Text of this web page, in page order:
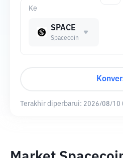
Ke
SPACE
Spacecoin
Terakhir diperbarui: 2026/08/10